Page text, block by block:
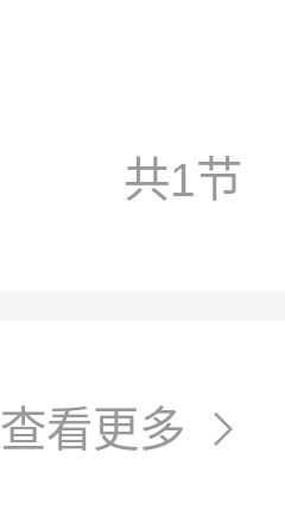
共1节
查看更多